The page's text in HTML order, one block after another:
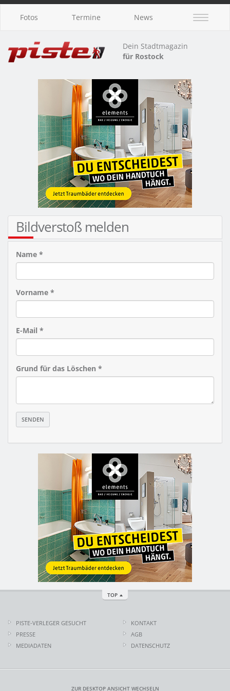
Fotos Termine News
Dein Stadtmagazin
für Rostock
Bildverstoß melden
Name *
Vorname *
E-Mail *
Grund für das Löschen *
TOP
PISTE-VERLEGER GESUCHT
PRESSE
MEDIADATEN
KONTAKT
AGB
DATENSCHUTZ
ZUR DESKTOP ANSICHT WECHSELN